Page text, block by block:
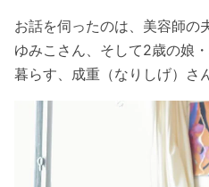
お話を伺ったのは、美容師の
ゆみこさん、そして2歳の娘
暮らす、成重（なりしげ）さ